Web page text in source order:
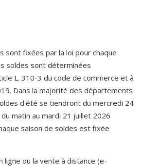
sont fixées par la loi pour chaque
soldes sont déterminées
L. 310-3 du code de commerce et à
Dans la majorité des départements
d'été se tiendront du mercredi 24
matin au mardi 21 juillet 2026
saison de soldes est fixée
ligne ou la vente à distance (e-